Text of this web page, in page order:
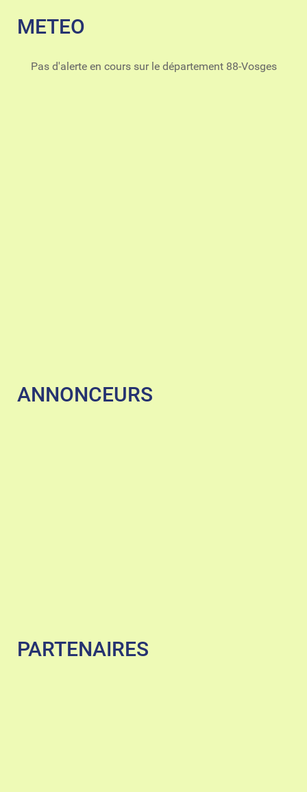
METEO
Pas d'alerte en cours sur le département 88-Vosges
ANNONCEURS
PARTENAIRES